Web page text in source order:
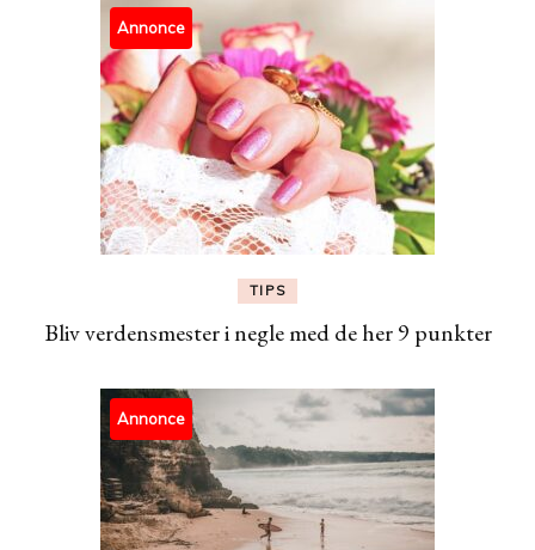
Annonce
TIPS
Bliv verdensmester i negle med de her 9 punkter
Annonce